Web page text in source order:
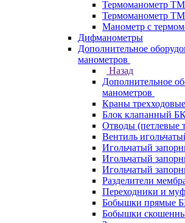
Термоманометр
Термоманометр
Манометр с
Дифманометры
Дополнительное
манометров
Назад
Дополнительное
манометров
Краны
Блок клапанный
Отводы (петлевые
Вентиль
Игольчатый
Игольчатый
Игольчатый
Разделители
Переходники и
Бобышки прямые
Бобышки